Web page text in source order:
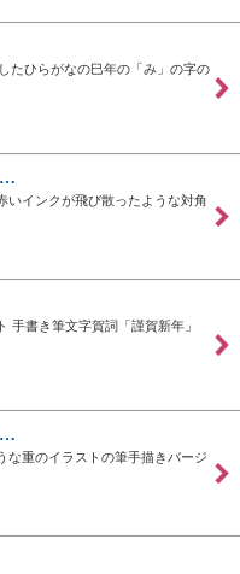
たひらがなの巳年の「み」の字の
…
いインクが飛び散ったような対角
手書き筆文字賀詞「謹賀新年」
…
な重のイラストの筆手描きバージ